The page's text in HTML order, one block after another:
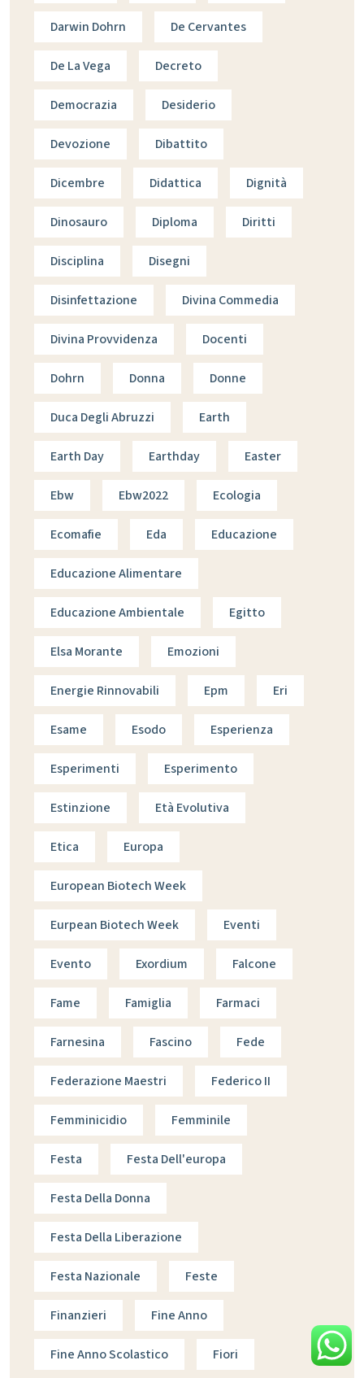
Darwin Dohrn De Cervantes
De La Vega Decreto
Democrazia Desiderio
Devozione Dibattito
Dicembre Didattica Dignità
Dinosauro Diploma Diritti
Disciplina Disegni
Disinfettazione Divina Commedia
Divina Provvidenza Docenti
Dohrn Donna Donne
Duca Degli Abruzzi Earth
Earth Day Earthday Easter
Ebw Ebw2022 Ecologia
Ecomafie Eda Educazione
Educazione Alimentare
Educazione Ambientale Egitto
Elsa Morante Emozioni
Energie Rinnovabili Epm Eri
Esame Esodo Esperienza
Esperimenti Esperimento
Estinzione Età Evolutiva
Etica Europa
European Biotech Week
Eurpean Biotech Week Eventi
Evento Exordium Falcone
Fame Famiglia Farmaci
Farnesina Fascino Fede
Federazione Maestri Federico II
Femminicidio Femminile
Festa Festa Dell'europa
Festa Della Donna
Festa Della Liberazione
Festa Nazionale Feste
Finanzieri Fine Anno
Fine Anno Scolastico Fiori